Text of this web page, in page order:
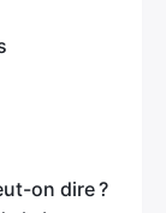
on dire ?